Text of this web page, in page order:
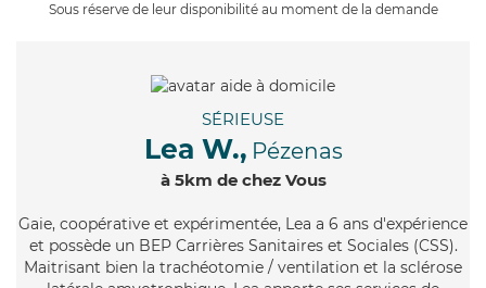
Sous réserve de leur disponibilité au moment de la demande
SÉRIEUSE
Lea W., Pézenas
à 5km de chez Vous
Gaie, coopérative et expérimentée, Lea a 6 ans d'expérience
et possède un BEP Carrières Sanitaires et Sociales (CSS).
Maitrisant bien la trachéotomie / ventilation et la sclérose